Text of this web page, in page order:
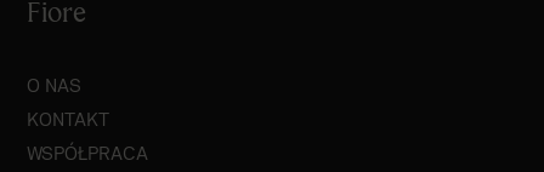
Fiore
O NAS
KONTAKT
WSPÓŁPRACA